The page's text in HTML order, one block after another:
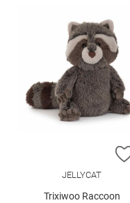
JELLYCAT
Trixiwoo Raccoon